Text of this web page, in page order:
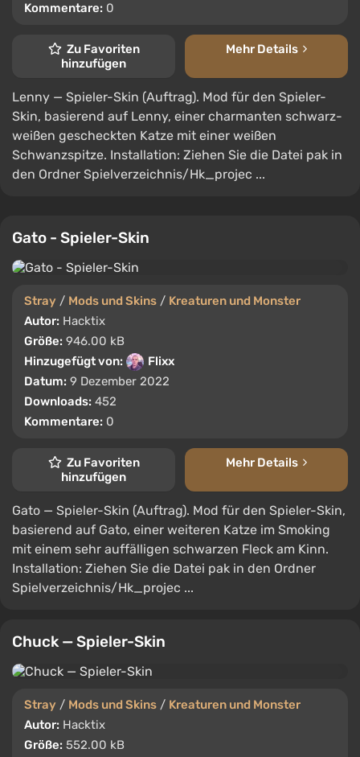
Kommentare: 0
Zu Favoriten
hinzufügen
Mehr Details
Lenny — Spieler-Skin (Auftrag). Mod für den Spieler-
Skin, basierend auf Lenny, einer charmanten schwarz-
weißen gescheckten Katze mit einer weißen
Schwanzspitze. Installation: Ziehen Sie die Datei pak in
den Ordner Spielverzeichnis/Hk_projec ...
Gato - Spieler-Skin
Stray / Mods und Skins / Kreaturen und Monster
Autor: Hacktix
Größe: 946.00 kB
Hinzugefügt von:
Flixx
Datum: 9 Dezember 2022
Downloads: 452
Kommentare: 0
Zu Favoriten
hinzufügen
Mehr Details
Gato — Spieler-Skin (Auftrag). Mod für den Spieler-Skin,
basierend auf Gato, einer weiteren Katze im Smoking
mit einem sehr auffälligen schwarzen Fleck am Kinn.
Installation: Ziehen Sie die Datei pak in den Ordner
Spielverzeichnis/Hk_projec ...
Chuck — Spieler-Skin
Stray / Mods und Skins / Kreaturen und Monster
Autor: Hacktix
Größe: 552.00 kB